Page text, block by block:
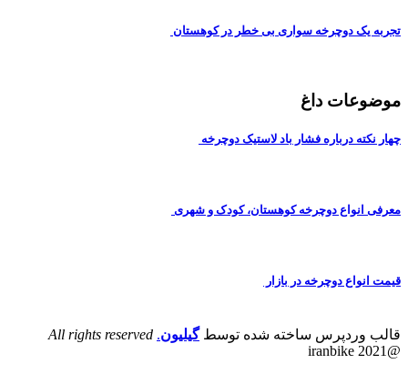
تجربه یک دوچرخه سواری بی خطر در کوهستان
موضوعات داغ
چهار نکته درباره فشار باد لاستیک دوچرخه
معرفی انواع دوچرخه کوهستان، کودک و شهری
قیمت انواع دوچرخه در بازار
قالب وردپرس ساخته شده توسطگیلیون.
All rights reserved
@iranbike 2021